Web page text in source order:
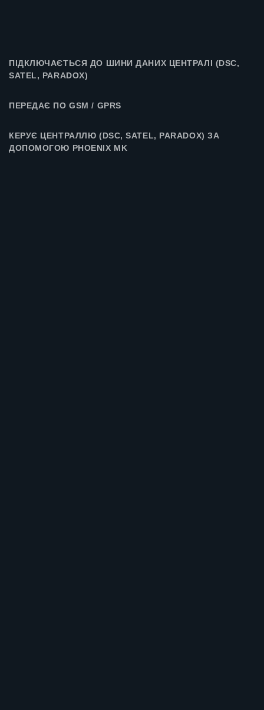
ПІДКЛЮЧАЄТЬСЯ ДО ШИНИ ДАНИХ ЦЕНТРАЛІ (DSC,
SATEL, PARADOX)
ПЕРЕДАЄ ПО GSM / GPRS
КЕРУЄ ЦЕНТРАЛЛЮ (DSC, SATEL, PARADOX) ЗА
ДОПОМОГОЮ PHOENIX MK